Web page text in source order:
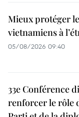
Mieux protéger
vietnamiens à
05/08/2026 09:40
33e Conférence
renforcer le rôle